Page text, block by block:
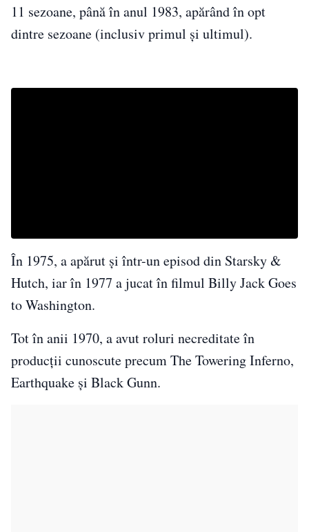
11 sezoane, până în anul 1983, apărând în opt
dintre sezoane (inclusiv primul și ultimul).
În 1975, a apărut și într-un episod din Starsky &
Hutch, iar în 1977 a jucat în filmul Billy Jack Goes
to Washington.
Tot în anii 1970, a avut roluri necreditate în
producții cunoscute precum The Towering Inferno,
Earthquake și Black Gunn.